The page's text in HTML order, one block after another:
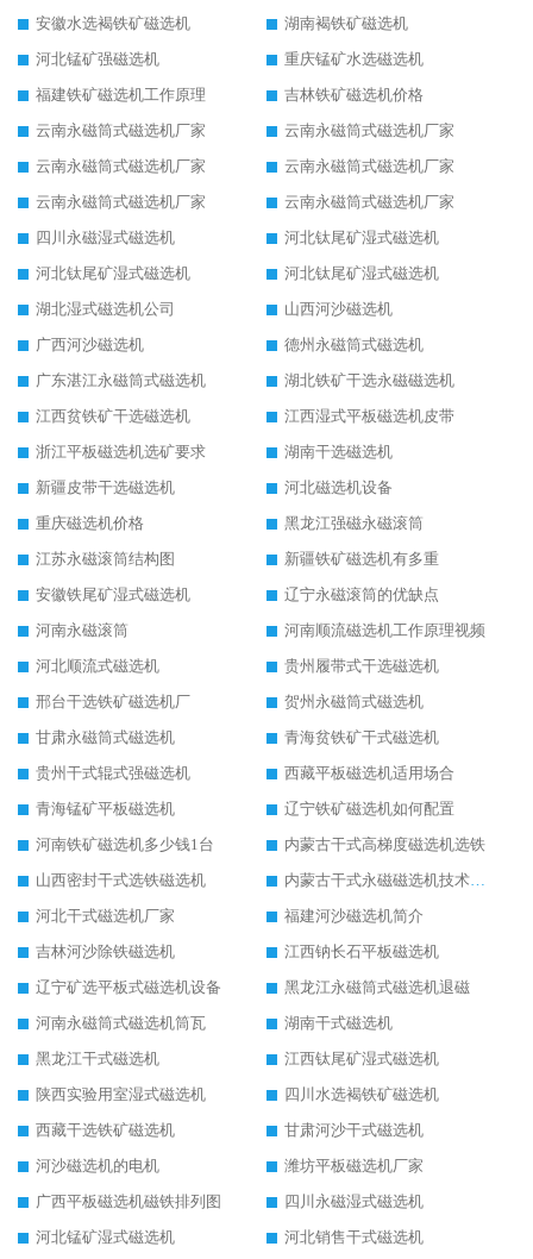
安徽水选褐铁矿磁选机
湖南褐铁矿磁选机
河北锰矿强磁选机
重庆锰矿水选磁选机
福建铁矿磁选机工作原理
吉林铁矿磁选机价格
云南永磁筒式磁选机厂家
云南永磁筒式磁选机厂家
云南永磁筒式磁选机厂家
云南永磁筒式磁选机厂家
云南永磁筒式磁选机厂家
云南永磁筒式磁选机厂家
四川永磁湿式磁选机
河北钛尾矿湿式磁选机
河北钛尾矿湿式磁选机
河北钛尾矿湿式磁选机
湖北湿式磁选机公司
山西河沙磁选机
广西河沙磁选机
德州永磁筒式磁选机
广东湛江永磁筒式磁选机
湖北铁矿干选永磁磁选机
江西贫铁矿干选磁选机
江西湿式平板磁选机皮带
浙江平板磁选机选矿要求
湖南干选磁选机
新疆皮带干选磁选机
河北磁选机设备
重庆磁选机价格
黑龙江强磁永磁滚筒
江苏永磁滚筒结构图
新疆铁矿磁选机有多重
安徽铁尾矿湿式磁选机
辽宁永磁滚筒的优缺点
河南永磁滚筒
河南顺流磁选机工作原理视频
河北顺流式磁选机
贵州履带式干选磁选机
邢台干选铁矿磁选机厂
贺州永磁筒式磁选机
甘肃永磁筒式磁选机
青海贫铁矿干式磁选机
贵州干式辊式强磁选机
西藏平板磁选机适用场合
青海锰矿平板磁选机
辽宁铁矿磁选机如何配置
河南铁矿磁选机多少钱1台
内蒙古干式高梯度磁选机选铁
山西密封干式选铁磁选机
内蒙古干式永磁磁选机技术要求
河北干式磁选机厂家
福建河沙磁选机简介
吉林河沙除铁磁选机
江西钠长石平板磁选机
辽宁矿选平板式磁选机设备
黑龙江永磁筒式磁选机退磁
河南永磁筒式磁选机筒瓦
湖南干式磁选机
黑龙江干式磁选机
江西钛尾矿湿式磁选机
陕西实验用室湿式磁选机
四川水选褐铁矿磁选机
西藏干选铁矿磁选机
甘肃河沙干式磁选机
河沙磁选机的电机
潍坊平板磁选机厂家
广西平板磁选机磁铁排列图
四川永磁湿式磁选机
河北锰矿湿式磁选机
河北销售干式磁选机